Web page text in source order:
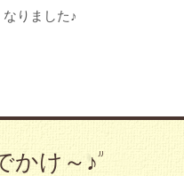
りました♪
かけ～♪”